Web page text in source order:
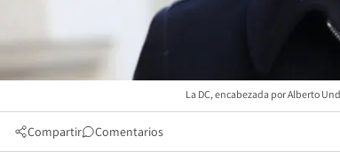
La DC, encabezada por Alberto
Compartir Comentarios